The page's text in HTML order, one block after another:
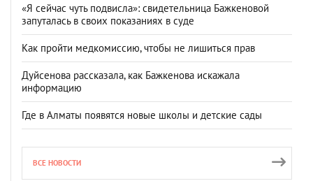
«Я сейчас чуть подвисла»: свидетельница Бажкеновой
запуталась в своих показаниях в суде
Как пройти медкомиссию, чтобы не лишиться прав
Дуйсенова рассказала, как Бажкенова искажала
информацию
Где в Алматы появятся новые школы и детские сады
ВСЕ НОВОСТИ